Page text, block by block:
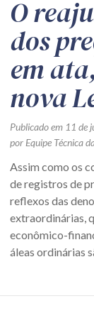
O
dos
em
nova
Publicado em 11 de
por Equipe Técnica
Assim como os
de registros de
reflexos das
extraordinárias,
econômico-
áleas ordinárias